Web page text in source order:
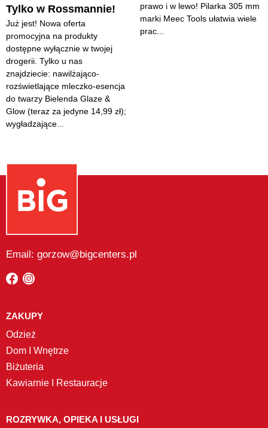
Tylko w Rossmannie!
Już jest! Nowa oferta
promocyjna na produkty
dostępne wyłącznie w twojej
drogerii. Tylko u nas
znajdziecie: nawilżająco-
rozświetlające mleczko-esencja
do twarzy Bielenda Glaze &
Glow (teraz za jedyne 14,99 zł);
wygładzające...
prawo i w lewo! Pilarka 305 mm
marki Meec Tools ułatwia wiele
prac...
Email: gorzow@bigcenters.pl
ZAKUPY
Odzież
Dom I Wnętrze
Biżuteria
Kawiarnie I Restauracje
ROZRYWKA, OPIEKA I USŁUGI